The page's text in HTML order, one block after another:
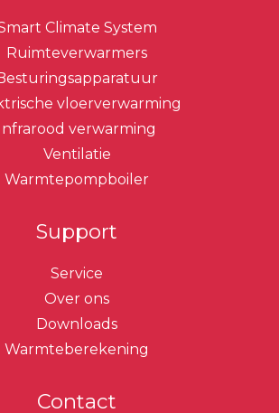
Climate System
Ruimteverwarmers
vloerverwarming
Infrarood verwarming
Ventilatie
Warmtepompboiler
Support
Service
Over ons
Downloads
Warmteberekening
Contact